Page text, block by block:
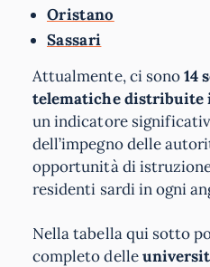
Oristano
Sassari
Attualmente, ci sono14
telematiche distribuite
un indicatore
dell’impegno delle
opportunità di
residenti sardi in ogni
Nella tabella qui sotto
completo delle